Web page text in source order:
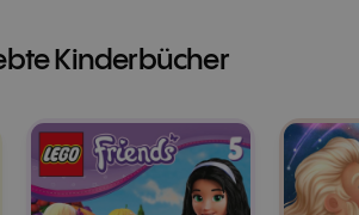
Kinderbücher